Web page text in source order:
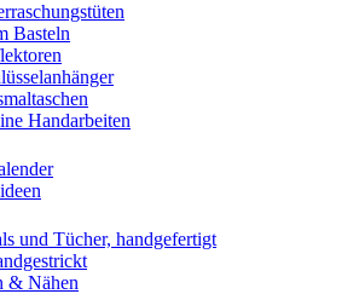
Basteln
Handarbeiten
und Tücher, handgefertigt
& Nähen